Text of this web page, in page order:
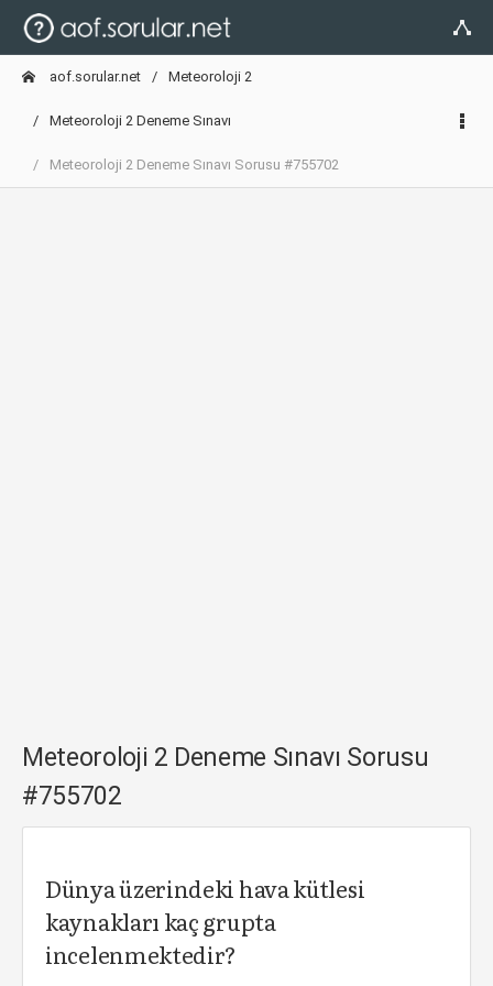
aof.sorular.net Meteoroloji 2
Meteoroloji 2 Deneme Sınavı
Meteoroloji 2 Deneme Sınavı Sorusu #755702
Meteoroloji 2 Deneme Sınavı Sorusu
#755702
Dünya üzerindeki hava kütlesi
kaynakları kaç grupta
incelenmektedir?